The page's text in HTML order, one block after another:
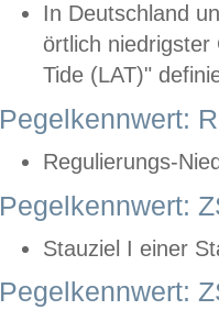
In Deutschland
örtlich
Tide (LAT)"
Pegelkennwert:
Regulierungs-
Pegelkennwert:
Stauziel I einer
Pegelkennwert: